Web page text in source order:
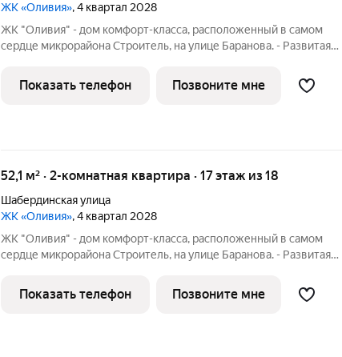
ЖК «Оливия», 4 квартал 2028
ЖК "Оливия" - дом комфорт-класса, расположенный в самом
сердце микрорайона Строитель, на улице Баранова. - Развитая
Матрица, остановки общественного транспорта, поликлиники для
взрослых и
Показать телефон Позвоните мне
52,1 м² · 2-комнатная квартира · 17 этаж из 18
Шабердинская улица
ЖК «Оливия», 4 квартал 2028
ЖК "Оливия" - дом комфорт-класса, расположенный в самом
сердце микрорайона Строитель, на улице Баранова. - Развитая
Матрица, остановки общественного транспорта, поликлиники для
взрослых и
Показать телефон Позвоните мне